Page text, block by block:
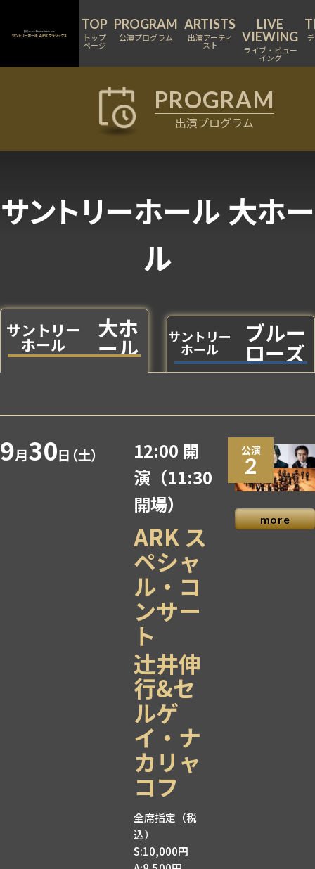
トップ
ページ
公演プログラム 出演アーティ
スト ライブ・ビュー
イング
出演プログラム
サントリーホール 大ホー
ル
サントリー
ホール
大ホ
ール サントリー
ホール
ブルー
ローズ
9月30日（土） 公演
2
12:00 開
演 （11:30
開場）
ARK ス
ペシャ
ル・コ
ンサー
ト
辻󠄀井伸
行&セ
ルゲ
イ・ナ
カリャ
コフ
全席指定（税
込）
S:10,000円
more